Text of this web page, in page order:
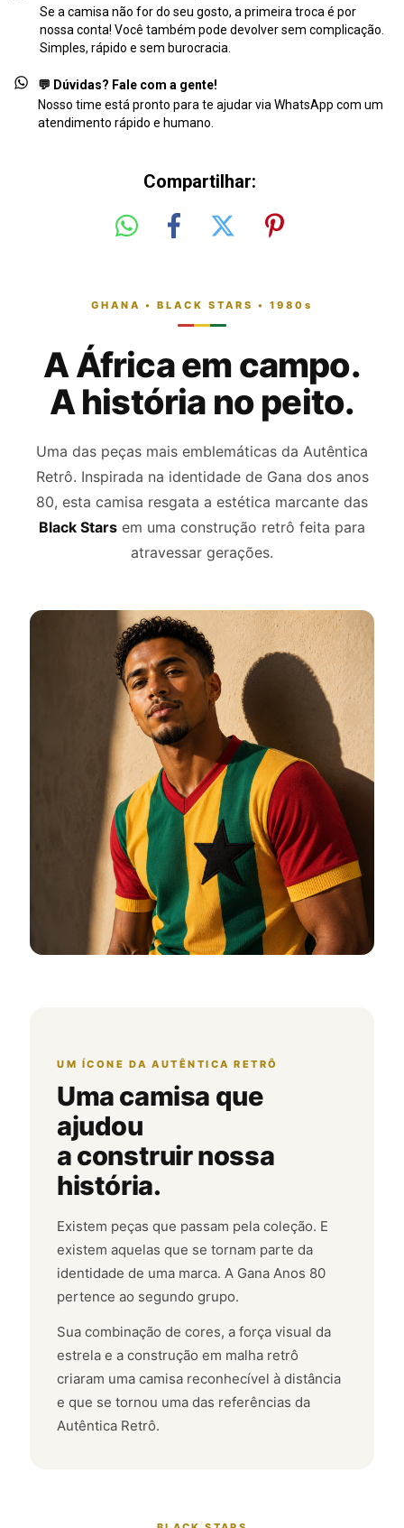
Se a camisa não for do seu gosto, a primeira troca é por
nossa conta! Você também pode devolver sem complicação.
Simples, rápido e sem burocracia.
💬 Dúvidas? Fale com a gente!
Nosso time está pronto para te ajudar via WhatsApp com um
atendimento rápido e humano.
Compartilhar:
GHANA • BLACK STARS • 1980s
A África em campo.
A história no peito.
Uma das peças mais emblemáticas da Autêntica
Retrô. Inspirada na identidade de Gana dos anos
80, esta camisa resgata a estética marcante das
Black Stars em uma construção retrô feita para
atravessar gerações.
UM ÍCONE DA AUTÊNTICA RETRÔ
Uma camisa que
ajudou
a construir nossa
história.
Existem peças que passam pela coleção. E
existem aquelas que se tornam parte da
identidade de uma marca. A Gana Anos 80
pertence ao segundo grupo.
Sua combinação de cores, a força visual da
estrela e a construção em malha retrô
criaram uma camisa reconhecível à distância
e que se tornou uma das referências da
Autêntica Retrô.